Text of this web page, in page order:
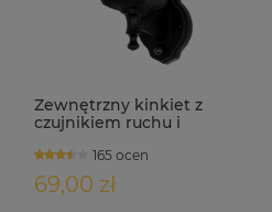
Zewnętrzny kinkiet z
czujnikiem ruchu i
165 ocen
69,00 zł